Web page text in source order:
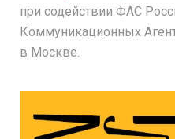
при содействии ФАС
Коммуникационных
в Москве.